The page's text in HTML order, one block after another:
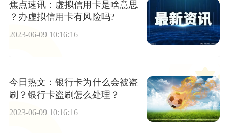
焦点速讯：虚拟信用卡是啥意思
？办虚拟信用卡有风险吗?
2023-06-09 10:16:16
今日热文：银行卡为什么会被盗
刷？银行卡盗刷怎么处理？
2023-06-09 10:16:16